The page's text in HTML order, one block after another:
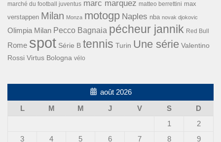
marché du football juventus marc marquez matteo berrettini max
verstappen Milan Monza motogp Naples nba novak djokovic
Olimpia Milan Pecco Bagnaia pécheur jannik Red Bull
Rome spot Série B tennis Turin Une série Valentino
Rossi Virtus Bologna vélo
août 2026
L
M M J V S
D
1
2
3
4 5 6 7 8 9